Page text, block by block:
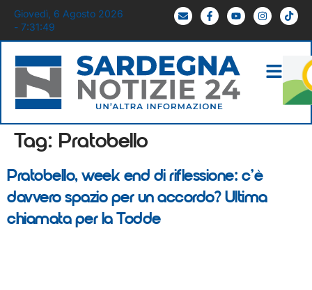
Giovedì, 6 Agosto 2026
- 7:31:49
Tag: Pratobello
Pratobello, week end di riflessione: c’è
davvero spazio per un accordo? Ultima
chiamata per la Todde